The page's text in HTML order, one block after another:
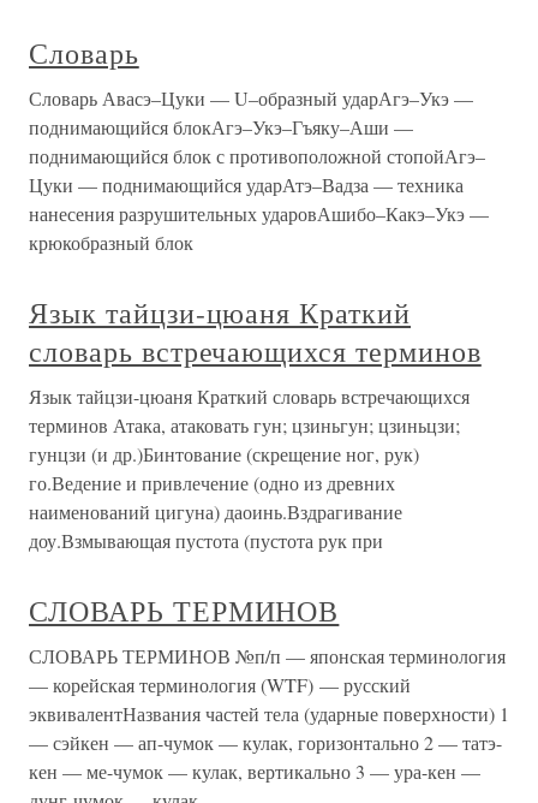
Словарь
Словарь Авасэ–Цуки — U–образный ударАгэ–Укэ —
поднимающийся блокАгэ–Укэ–Гъяку–Аши —
поднимающийся блок с противоположной стопойАгэ–
Цуки — поднимающийся ударАтэ–Вадза — техника
нанесения разрушительных ударовАшибо–Какэ–Укэ —
крюкобразный блок
Язык тайцзи-цюаня Краткий
словарь встречающихся терминов
Язык тайцзи-цюаня Краткий словарь встречающихся
терминов Атака, атаковать гун; цзиньгун; цзиньцзи;
гунцзи (и др.)Бинтование (скрещение ног, рук)
го.Ведение и привлечение (одно из древних
наименований цигуна) даоинь.Вздрагивание
доу.Взмывающая пустота (пустота рук при
СЛОВАРЬ ТЕРМИНОВ
СЛОВАРЬ ТЕРМИНОВ №п/п — японская терминология
— корейская терминология (WTF) — русский
эквивалентНазвания частей тела (ударные поверхности) 1
— сэйкен — ап-чумок — кулак, горизонтально 2 — татэ-
кен — ме-чумок — кулак, вертикально 3 — ура-кен —